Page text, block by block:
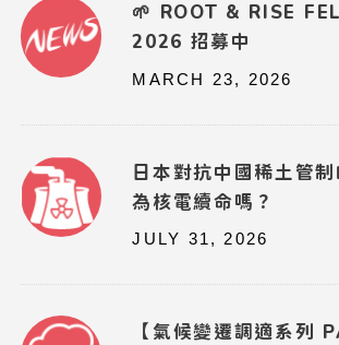
🌱 ROOT & RISE
2026 招募中
MARCH 23, 2026
日本對抗中國稀土管
為核電續命嗎？
JULY 31, 2026
【氣候變遷調適系列